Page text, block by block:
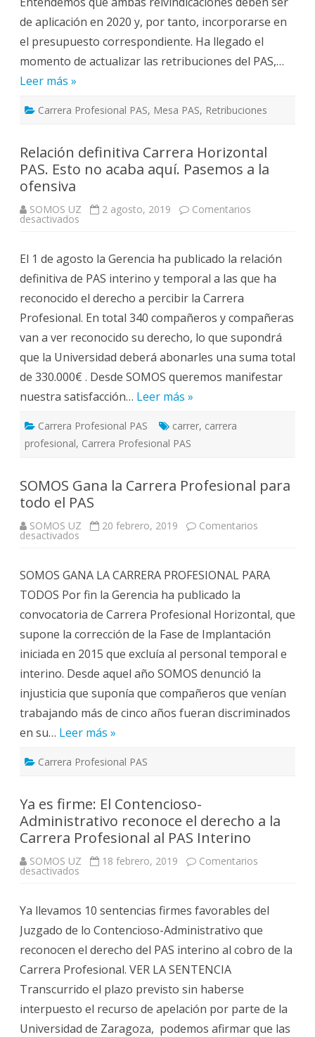
Formación
de aplicación en 2020 y, por tanto, incorporarse en
el presupuesto correspondiente. Ha llegado el
momento de actualizar las retribuciones del PAS,…
Leer más »
Carrera Profesional PAS, Mesa PAS, Retribuciones
Relación definitiva Carrera Horizontal
PAS. Esto no acaba aquí. Pasemos a la
ofensiva
SOMOS UZ 2 agosto, 2019 Comentarios
desactivados
Horizontal
PAS.
Esto
no
acaba
aquí.
Pasemos
a
la
ofensiva
El 1 de agosto la Gerencia ha publicado la relación
definitiva de PAS interino y temporal a las que ha
reconocido el derecho a percibir la Carrera
Profesional. En total 340 compañeros y compañeras
van a ver reconocido su derecho, lo que supondrá
que la Universidad deberá abonarles una suma total
de 330.000€ . Desde SOMOS queremos manifestar
nuestra satisfacción… Leer más »
Carrera Profesional PAS carrer, carrera
profesional, Carrera Profesional PAS
SOMOS Gana la Carrera Profesional para
todo el PAS
SOMOS UZ 20 febrero, 2019 Comentarios
desactivados
Carrera
Profesional
para
todo
el
PAS
SOMOS GANA LA CARRERA PROFESIONAL PARA
TODOS Por fin la Gerencia ha publicado la
convocatoria de Carrera Profesional Horizontal, que
supone la corrección de la Fase de Implantación
iniciada en 2015 que excluía al personal temporal e
interino. Desde aquel año SOMOS denunció la
injusticia que suponía que compañeros que venían
trabajando más de cinco años fueran discriminados
en su… Leer más »
Carrera Profesional PAS
Ya es firme: El Contencioso-
Administrativo reconoce el derecho a la
Carrera Profesional al PAS Interino
SOMOS UZ 18 febrero, 2019 Comentarios
desactivados
El
Contencioso-
Administrativo
reconoce
el
derecho
a
la
Carrera
Profesional
al
PAS
Interino
Ya llevamos 10 sentencias firmes favorables del
Juzgado de lo Contencioso-Administrativo que
reconocen el derecho del PAS interino al cobro de la
Carrera Profesional. VER LA SENTENCIA
Transcurrido el plazo previsto sin haberse
interpuesto el recurso de apelación por parte de la
Universidad de Zaragoza, podemos afirmar que las